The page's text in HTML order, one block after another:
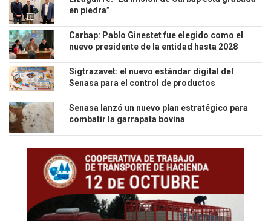
en piedra”
Carbap: Pablo Ginestet fue elegido como el
nuevo presidente de la entidad hasta 2028
Sigtrazavet: el nuevo estándar digital del
Senasa para el control de productos
Senasa lanzó un nuevo plan estratégico para
combatir la garrapata bovina